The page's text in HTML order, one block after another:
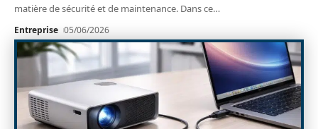
matière de sécurité et de maintenance. Dans ce…
Entreprise 05/06/2026